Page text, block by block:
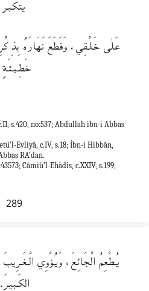
يَتَكَبَّرْ
عَلٰى خَلـْقِي، وَقـَطَعَ نَـهَارَهُ
s.420, no:537; Abdullah ibn-i Abbas
Evliyâ, c.IV, s.18; İbn-i Hibbân,
RA’dan.
Câmiü’l-Ehàdîs, c.XXIV, s.199,
289
يـُـطْعِمُ الْجَائِـعَ، وَيـُؤْوِي
الكَـبِيرَ.